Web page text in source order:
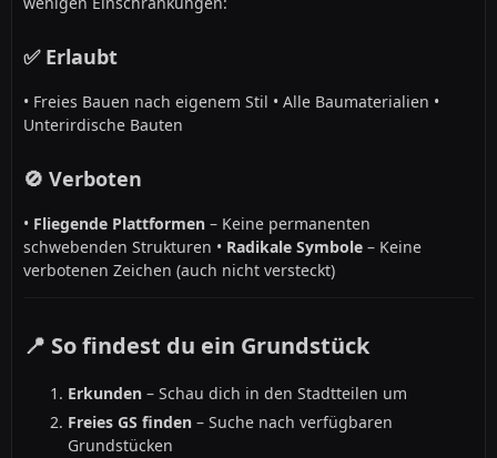
✅ Erlaubt
• Freies Bauen nach eigenem Stil • Alle Baumaterialien •
Unterirdische Bauten
🚫 Verboten
• Fliegende Plattformen – Keine permanenten
schwebenden Strukturen • Radikale Symbole – Keine
verbotenen Zeichen (auch nicht versteckt)
📍 So findest du ein Grundstück
Erkunden – Schau dich in den Stadtteilen um
Freies GS finden – Suche nach verfügbaren
Grundstücken